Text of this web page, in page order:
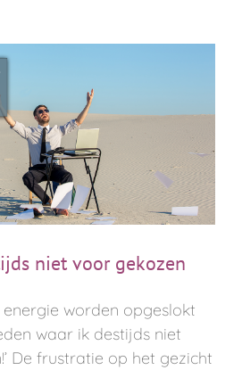
niet voor gekozen
energie worden opgeslokt
waar ik destijds niet
De frustratie op het gezicht